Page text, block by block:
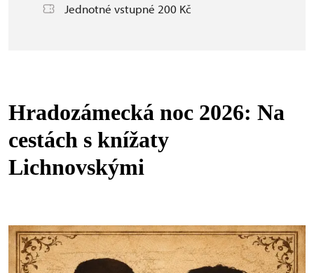
Jednotné vstupné 200 Kč
Hradozámecká noc 2026: Na
cestách s knížaty
Lichnovskými